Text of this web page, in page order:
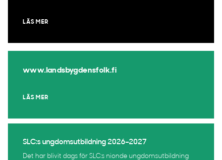
LÄS MER
www.landsbygdensfolk.fi
LÄS MER
SLC:s ungdomsutbildning 2026–2027
Det har blivit dags för SLC:s nionde ungdomsutbildning